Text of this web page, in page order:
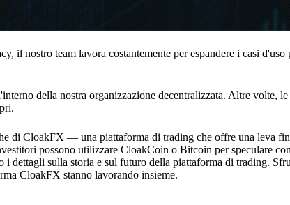
il nostro team lavora costantemente per espandere i casi
della nostra organizzazione decentralizzata. Altre volte,
di CloakFX — una piattaforma di trading che offre una leva
possono utilizzare CloakCoin o Bitcoin per speculare
sulla storia e sul futuro della piattaforma di trading.
CloakFX stanno lavorando insieme.